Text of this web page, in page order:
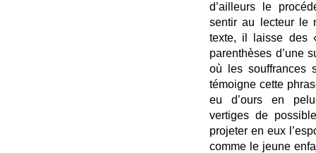
d’ailleurs le
sentir au lecteur le
texte, il laisse des
parenthèses d’une
où les souffrances
témoigne cette
eu d’ours en
vertiges de
projeter en eux
comme le jeune